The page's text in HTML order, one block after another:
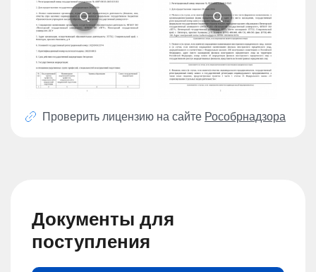
Проверить лицензию на сайте Рособрнадзора
Документы для
поступления